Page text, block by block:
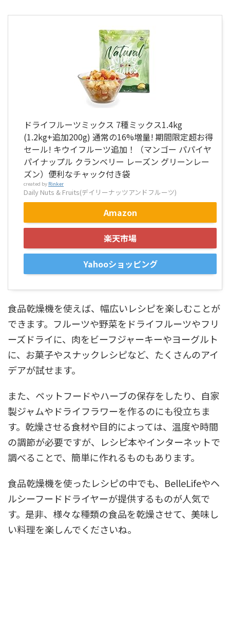
ドライフルーツミックス 7種ミックス1.4kg
(1.2kg+追加200g) 通常の16%増量! 期間限定超お得
セール! キウイフルーツ追加！（マンゴー パパイヤ
パイナップル クランベリー レーズン グリーンレー
ズン）便利なチャック付き袋
created by Rinker
Daily Nuts & Fruits(デイリーナッツアンドフルーツ)
Amazon
楽天市場
Yahooショッピング
食品乾燥機を使えば、幅広いレシピを楽しむことが
できます。フルーツや野菜をドライフルーツやフリ
ーズドライに、肉をビーフジャーキーやヨーグルト
に、お菓子やスナックレシピなど、たくさんのアイ
デアが試せます。
また、ペットフードやハーブの保存をしたり、自家
製ジャムやドライフラワーを作るのにも役立ちま
す。乾燥させる食材や目的によっては、温度や時間
の調節が必要ですが、レシピ本やインターネットで
調べることで、簡単に作れるものもあります。
食品乾燥機を使ったレシピの中でも、BelleLifeやヘ
ルシーフードドライヤーが提供するものが人気で
す。是非、様々な種類の食品を乾燥させて、美味し
い料理を楽しんでくださいね。